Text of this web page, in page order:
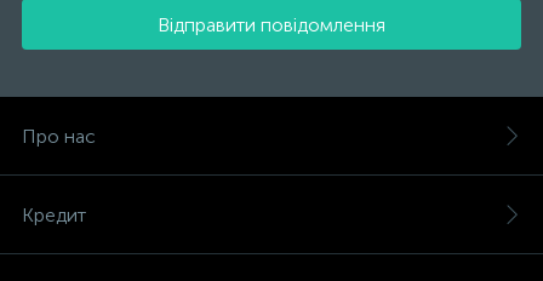
Відправити повідомлення
Про нас
Кредит